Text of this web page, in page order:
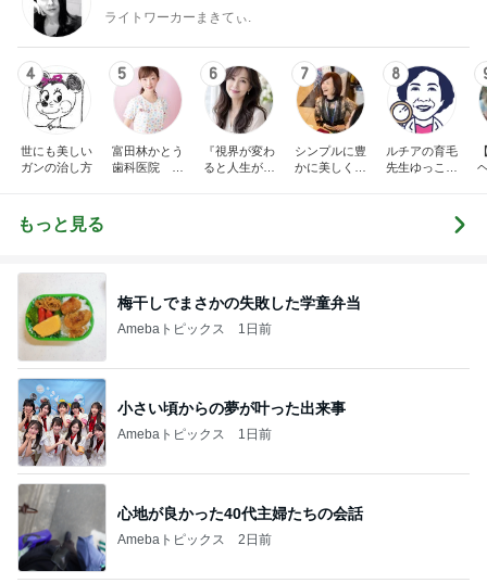
ライトワーカーまきてぃ.
4
世にも美しい
ガンの治し方
5
富田林かとう
歯科医院 み
6
『視界が変わ
ると人生が変
7
シンプルに豊
かに美しく自
8
ルチアの育毛
先生ゆっこち
もっと見る
梅干しでまさかの失敗した学童弁当
Amebaトピックス 1日前
小さい頃からの夢が叶った出来事
Amebaトピックス 1日前
心地が良かった40代主婦たちの会話
Amebaトピックス 2日前